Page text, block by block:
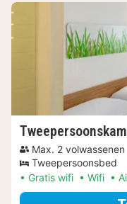
Max. 2 volwassenen
Tweepersoonsbed
Gratis wifi
Wifi